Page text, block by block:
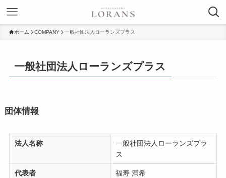
ホーム COMPANY 一般社団法人ローランズプラス
一般社団法人ローランズプラス
団体情報
法人名称
一般社団法人ローランズプラ
ス
代表者 福寿 満希